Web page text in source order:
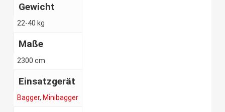
Gewicht
22-40 kg
Maße
2300 cm
Einsatzgerät
Bagger, Minibagger